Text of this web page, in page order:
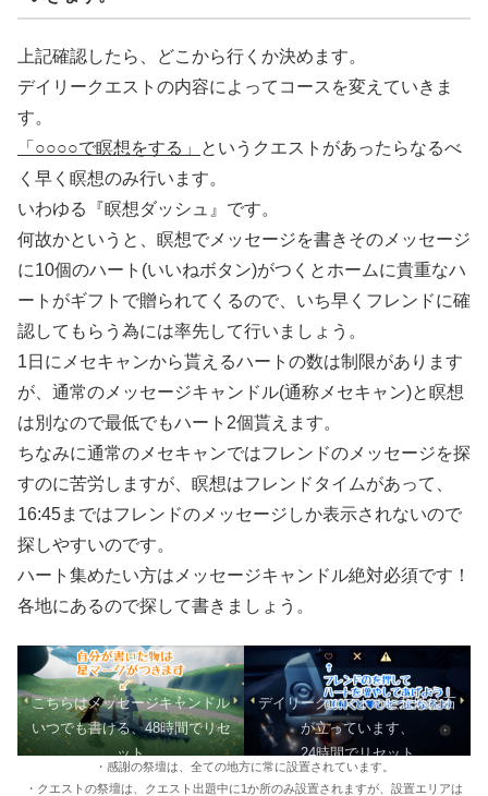
上記確認したら、どこから行くか決めます。
デイリークエストの内容によってコースを変えていきま
す。
「○○○○で瞑想をする」
というクエストがあったらなるべ
く早く瞑想のみ行います。
いわゆる『瞑想ダッシュ』です。
何故かというと、瞑想でメッセージを書きそのメッセージ
に10個のハート(いいねボタン)がつくとホームに貴重なハ
ートがギフトで贈られてくるので、いち早くフレンドに確
認してもらう為には率先して行いましょう。
1日にメセキャンから貰えるハートの数は制限があります
が、通常のメッセージキャンドル(通称メセキャン)と瞑想
は別なので最低でもハート2個貰えます。
ちなみに通常のメセキャンではフレンドのメッセージを探
すのに苦労しますが、瞑想はフレンドタイムがあって、
16:45まではフレンドのメッセージしか表示されないので
探しやすいのです。
ハート集めたい方はメッセージキャンドル絶対必須です！
各地にあるので探して書きましょう。
こちらはメッセージキャンドル
いつでも書ける、48時間でリセ
ット
デイリークエストの瞑想時は石
が立っています、
24時間でリセット
・感謝の祭壇は、全ての地方に常に設置されています。
・クエストの祭壇は、クエスト出題中に1か所のみ設置されますが、設置エリアは